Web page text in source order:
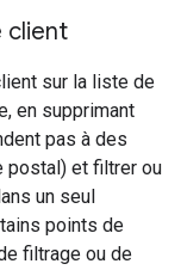
client
sur la liste de
en supprimant
pas à des
postal) et filtrer ou
un seul
points de
filtrage ou de